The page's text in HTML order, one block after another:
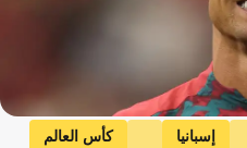
إسبانيا
كأس العالم